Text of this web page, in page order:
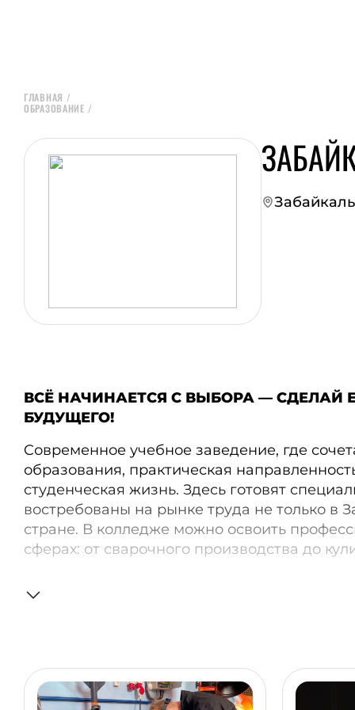
ГЛАВНАЯ /
ОБРАЗОВАНИЕ /
ВСЁ НАЧИНАЕТСЯ С ВЫБОРА — СДЕЛАЙ
БУДУЩЕГО!
Cовременное учебное заведение, где
образования, практическая
студенческая жизнь. Здесь готовят
востребованы на рынке труда не только в
стране. В колледже можно освоить
сферах: от сварочного производства до
на ведущих предприятиях региона,
Учащиеся 6–11-х классов школ Читы и
классы, пробуют работать с реальным